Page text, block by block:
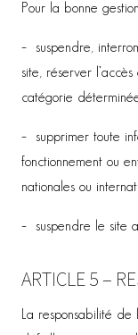
Pour la bonne
– suspendre,
site, réserver
catégorie
– supprimer toute
fonctionnement ou
nationales ou
– suspendre le site
ARTICLE 5 –
La responsabilité